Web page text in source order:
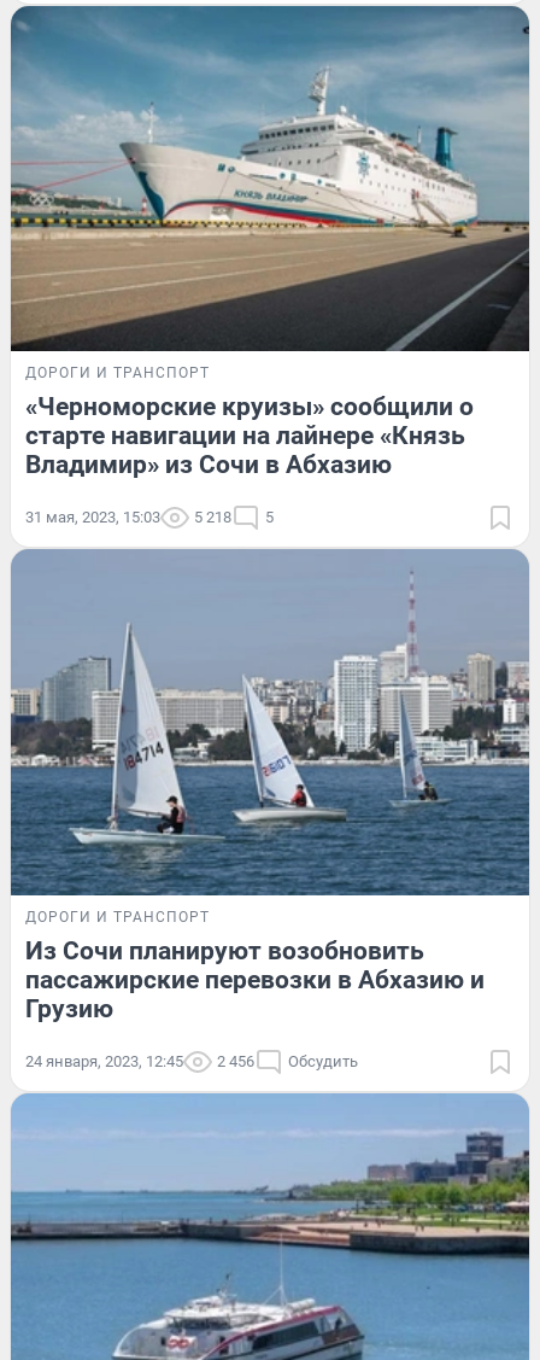
ДОРОГИ И ТРАНСПОРТ
«Черноморские круизы» сообщили о
старте навигации на лайнере «Князь
Владимир» из Сочи в Абхазию
31 мая, 2023, 15:03 5 218 5
ДОРОГИ И ТРАНСПОРТ
Из Сочи планируют возобновить
пассажирские перевозки в Абхазию и
Грузию
24 января, 2023, 12:45 2 456 Обсудить